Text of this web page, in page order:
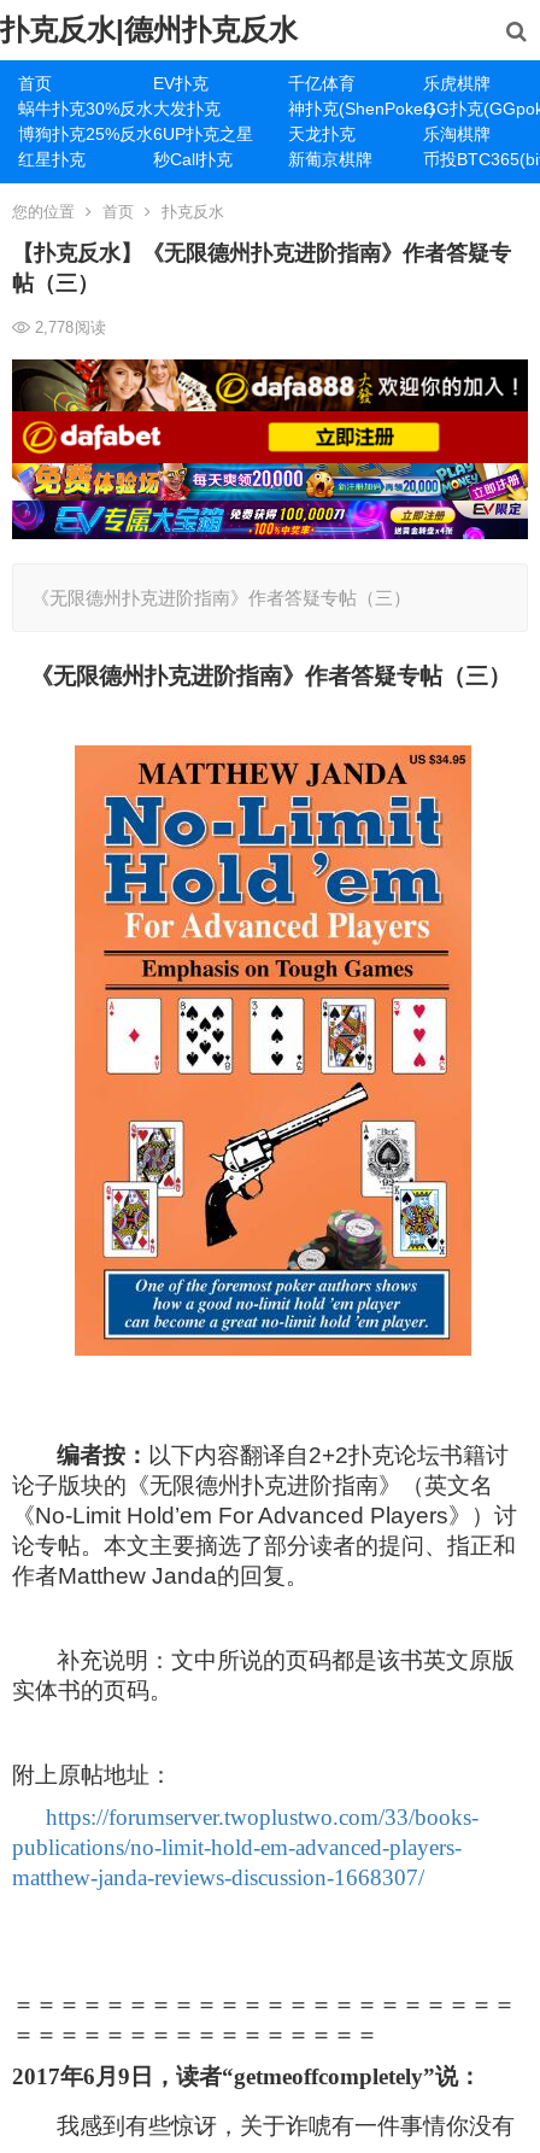
扑克反水|德州扑克反水
首页 EV扑克 千亿体育
乐虎棋牌
蜗牛扑克30%反水大发扑克 神扑克(ShenPoker)GG扑克
博狗扑克25%反水6UP扑克之星 天龙扑克
乐淘棋牌
红星扑克
秒Call扑克 新葡京棋牌 币投
您的位置 首页 扑克反水
【扑克反水】《无限德州扑克进阶指南》作者答疑专
帖（三）
2,778阅读
《无限德州扑克进阶指南》作者答疑专帖（三）
《无限德州扑克进阶指南》作者答疑专帖（三）
编者按： 以下内容翻译自2+2扑克论坛书籍讨
论子版块的《无限德州扑克进阶指南》（英文名
《No-Limit Hold’em For Advanced Players》）讨
论专帖。本文主要摘选了部分读者的提问、指正和
作者Matthew Janda的回复。
补充说明：文中所说的页码都是该书英文原版
实体书的页码。
附上原帖地址：
https://forumserver.twoplustwo.com/33/books-
publications/no-limit-hold-em-advanced-players-
matthew-janda-reviews-discussion-1668307/
＝＝＝＝＝＝＝＝＝＝＝＝＝＝＝＝＝＝＝＝＝＝
＝＝＝＝＝＝＝＝＝＝＝＝＝＝＝＝
2017年6月9日，读者“getmeoffcompletely”说：
我感到有些惊讶，关于诈唬有一件事情你没有